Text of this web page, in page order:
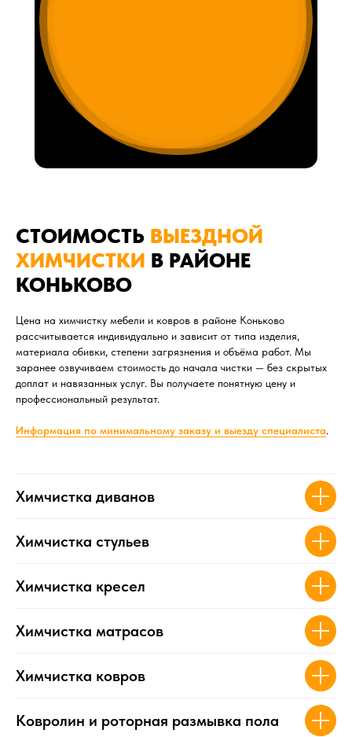
СТОИМОСТЬ ВЫЕЗДНОЙ
ХИМЧИСТКИ В РАЙОНЕ
КОНЬКОВО
Цена на химчистку мебели и ковров в районе Коньково
рассчитывается индивидуально и зависит от типа изделия,
материала обивки, степени загрязнения и объёма работ. Мы
заранее озвучиваем стоимость до начала чистки — без скрытых
доплат и навязанных услуг. Вы получаете понятную цену и
профессиональный результат.
Информация по минимальному заказу и выезду специалиста.
Химчистка диванов
Химчистка стульев
Химчистка кресел
Химчистка матрасов
Химчистка ковров
Ковролин и роторная размывка пола